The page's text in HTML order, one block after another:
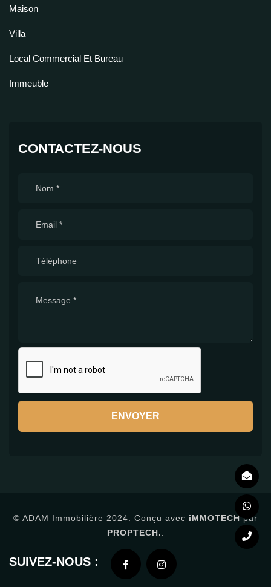
Maison
Villa
Local Commercial Et Bureau
Immeuble
CONTACTEZ-NOUS
ENVOYER
© ADAM Immobilière 2024. Conçu avec iMMOTECH par
PROPTECH.
SUIVEZ-NOUS :